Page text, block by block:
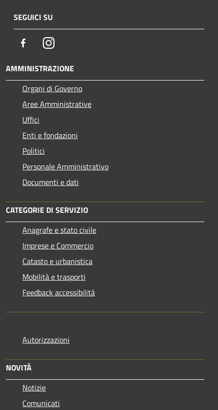
SEGUICI SU
FacebookInstagram
AMMINISTRAZIONE
Organi di Governo
Aree Amministrative
Uffici
Enti e fondazioni
Politici
Personale Amministrativo
Documenti e dati
CATEGORIE DI SERVIZIO
Anagrafe e stato civile
Imprese e Commercio
Catasto e urbanistica
Mobilità e trasporti
Feedback accessibilità
Autorizzazioni
NOVITÀ
Notizie
Comunicati